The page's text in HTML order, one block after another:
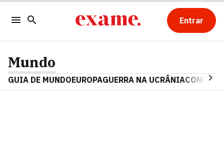
Entrar
Mundo
GUIA DE MUNDOEUROPAGUERRA NA UCRÂNIA